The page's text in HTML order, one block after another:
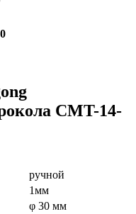
CMT-14-
ручной
1мм
φ 30 мм